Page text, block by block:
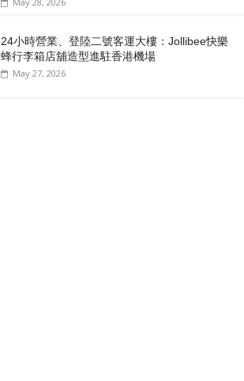
24小時營業、登陸二號客運大樓：Jollibee快樂
蜂行李箱店舖造型進駐香港機場
May 27, 2026